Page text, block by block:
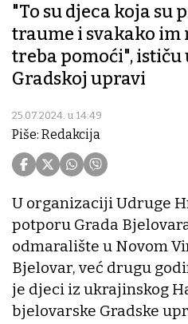
"To su djeca koja su
traume i svakako
treba pomoći", ističu
Gradskoj upravi
25.07.2024. u 14:49
Piše: Redakcija
U organizaciji Udruge
potporu Grada
odmaralište u Novom
Bjelovar, već drugu
je djeci iz ukrajinskog
bjelovarske Gradske